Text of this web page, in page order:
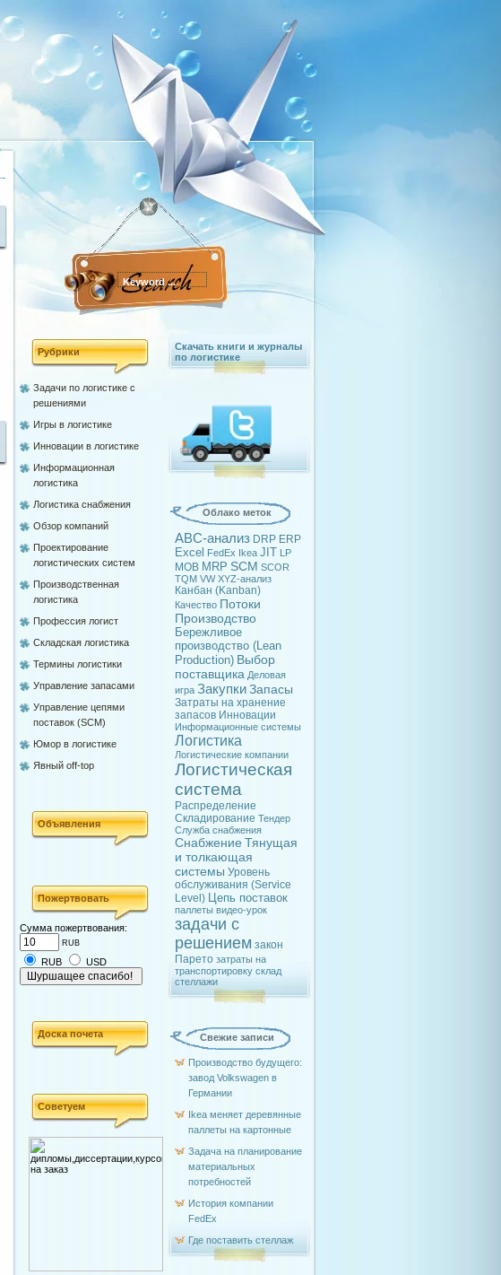
Рубрики
Задачи по логистике с
решениями
Игры в логистике
Инновации в логистике
Информационная
логистика
Логистика снабжения
Обзор компаний
Проектирование
логистических систем
Производственная
логистика
Профессия логист
Складская логистика
Термины логистики
Управление запасами
Управление цепями
поставок (SCM)
Юмор в логистике
Явный off-top
Объявления
Пожертвовать
Сумма пожертвования:
RUB
RUB USD
Доска почета
Советуем
Скачать книги и журналы
по логистике
Облако меток
ABC-анализ DRP ERP
Excel FedEx Ikea JIT LP
MOB MRP SCM SCOR
TQM VW XYZ-анализ
Канбан (Kanban)
Качество Потоки
Производство
Бережливое
производство (Lean
Production) Выбор
поставщика Деловая
игра ЗакупкиЗапасы
Затраты на хранение
запасов Инновации
Информационные системы
Логистика
Логистические компании
Логистическая
система
Распределение
Складирование Тендер
Служба снабжения
Снабжение Тянущая
и толкающая
системы Уровень
обслуживания (Service
Level) Цепь поставок
паллеты видео-урок
задачи с
решением закон
Парето затраты на
транспортировку склад
стеллажи
Свежие записи
Производство будущего:
завод Volkswagen в
Германии
Ikea меняет деревянные
паллеты на картонные
Задача на планирование
материальных
потребностей
История компании
FedEx
Где поставить стеллаж